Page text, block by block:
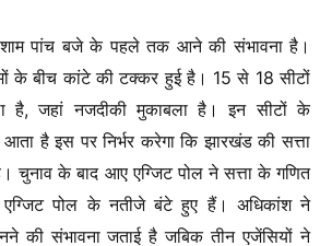
शाम पांच बजे के पहले तक आने की संभावना है।
के बीच कांटे की टक्कर हुई है। 15 से 18 सीटों
है, जहां नजदीकी मुकाबला है। इन सीटों के
है इस पर निर्भर करेगा कि झारखंड की सत्ता
चुनाव के बाद आए एग्जिट पोल ने सत्ता के गणित
पोल के नतीजे बंटे हुए हैं। अधिकांश ने
की संभावना जताई है जबिक तीन एजेंसियों ने